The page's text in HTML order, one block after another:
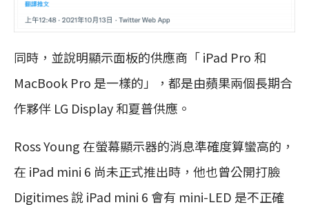
同時，並說明顯示面板的供應商「 iPad Pro 和
MacBook Pro 是一樣的」，都是由蘋果兩個長期合
作夥伴 LG Display 和夏普供應。
Ross Young 在螢幕顯示器的消息準確度算蠻高的，
在 iPad mini 6 尚未正式推出時，他也曾公開打臉
Digitimes 說 iPad mini 6 會有 mini-LED 是不正確